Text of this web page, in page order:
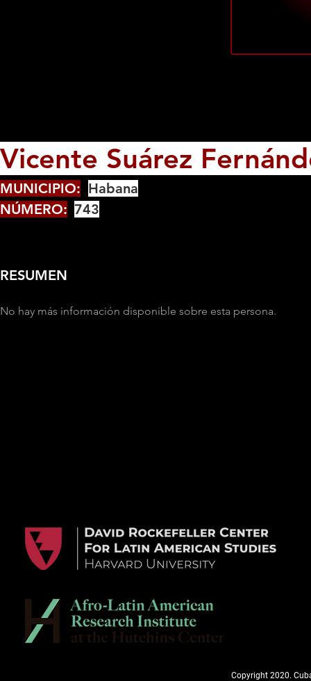
Vicente Suárez
MUNICIPIO: Habana
NÚMERO: 743
RESUMEN
No hay más información disponible sobre esta persona.
Copyright 2020.